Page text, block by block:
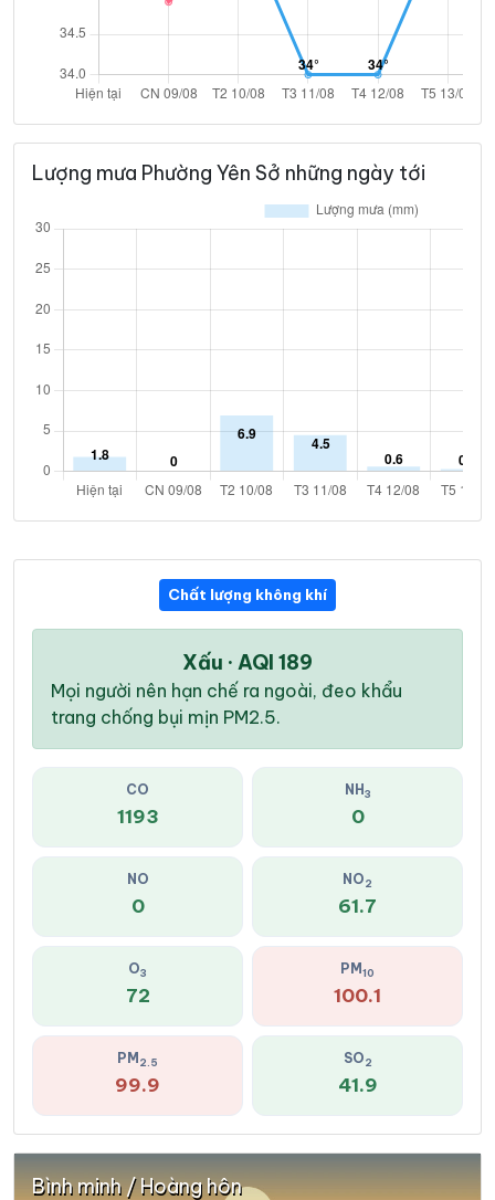
Lượng mưa Phường Yên Sở những ngày tới
Chất lượng không khí
Xấu · AQI 189
Mọi người nên hạn chế ra ngoài, đeo khẩu
trang chống bụi mịn PM2.5.
CO
1193
NH 3
0
NO
0
NO2
61.7
O3
72
PM10
100.1
PM 2.5
99.9
SO2
41.9
Bình minh / Hoàng hôn